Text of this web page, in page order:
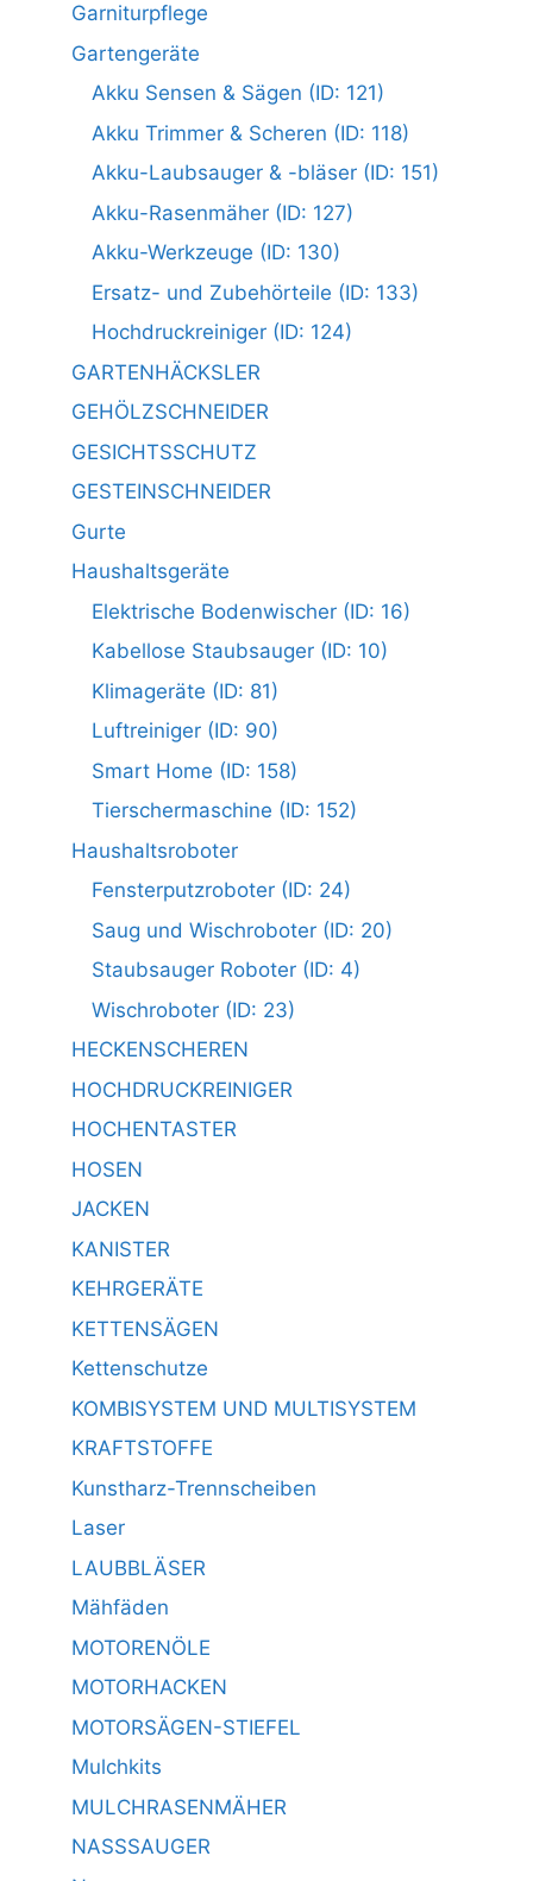
Garniturpflege
Gartengeräte
Akku Sensen & Sägen (ID: 121)
Akku Trimmer & Scheren (ID: 118)
Akku-Laubsauger & -bläser (ID: 151)
Akku-Rasenmäher (ID: 127)
Akku-Werkzeuge (ID: 130)
Ersatz- und Zubehörteile (ID: 133)
Hochdruckreiniger (ID: 124)
GARTENHÄCKSLER
GEHÖLZSCHNEIDER
GESICHTSSCHUTZ
GESTEINSCHNEIDER
Gurte
Haushaltsgeräte
Elektrische Bodenwischer (ID: 16)
Kabellose Staubsauger (ID: 10)
Klimageräte (ID: 81)
Luftreiniger (ID: 90)
Smart Home (ID: 158)
Tierschermaschine (ID: 152)
Haushaltsroboter
Fensterputzroboter (ID: 24)
Saug und Wischroboter (ID: 20)
Staubsauger Roboter (ID: 4)
Wischroboter (ID: 23)
HECKENSCHEREN
HOCHDRUCKREINIGER
HOCHENTASTER
HOSEN
JACKEN
KANISTER
KEHRGERÄTE
KETTENSÄGEN
Kettenschutze
KOMBISYSTEM UND MULTISYSTEM
KRAFTSTOFFE
Kunstharz-Trennscheiben
Laser
LAUBBLÄSER
Mähfäden
MOTORENÖLE
MOTORHACKEN
MOTORSÄGEN-STIEFEL
Mulchkits
MULCHRASENMÄHER
NASSSAUGER